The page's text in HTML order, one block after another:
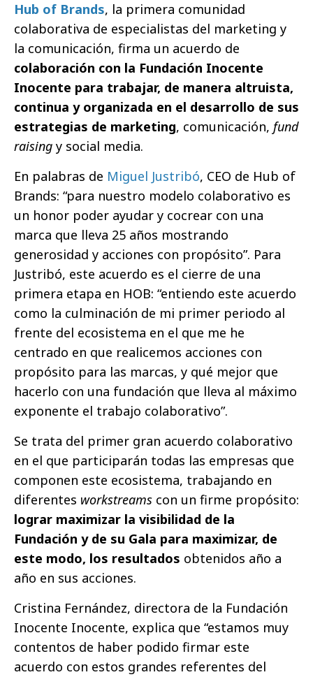
Hub of Brands, la primera comunidad
colaborativa de especialistas del marketing y
la comunicación, firma un acuerdo de
colaboración con la Fundación Inocente
Inocente para trabajar, de manera altruista,
continua y organizada en el desarrollo de sus
estrategias de marketing, comunicación, fund
raising y social media.
En palabras de Miguel Justribó, CEO de Hub of
Brands: “para nuestro modelo colaborativo es
un honor poder ayudar y cocrear con una
marca que lleva 25 años mostrando
generosidad y acciones con propósito”. Para
Justribó, este acuerdo es el cierre de una
primera etapa en HOB: “entiendo este acuerdo
como la culminación de mi primer periodo al
frente del ecosistema en el que me he
centrado en que realicemos acciones con
propósito para las marcas, y qué mejor que
hacerlo con una fundación que lleva al máximo
exponente el trabajo colaborativo”.
Se trata del primer gran acuerdo colaborativo
en el que participarán todas las empresas que
componen este ecosistema, trabajando en
diferentes workstreams con un firme propósito:
lograr maximizar la visibilidad de la
Fundación y de su Gala para maximizar, de
este modo, los resultados obtenidos año a
año en sus acciones.
Cristina Fernández, directora de la Fundación
Inocente Inocente, explica que “estamos muy
contentos de haber podido firmar este
acuerdo con estos grandes referentes del